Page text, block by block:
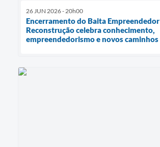
26 JUN 2026 - 20h00
Encerramento do Baita Empreendedor
Reconstrução celebra conhecimento,
empreendedorismo e novos caminhos